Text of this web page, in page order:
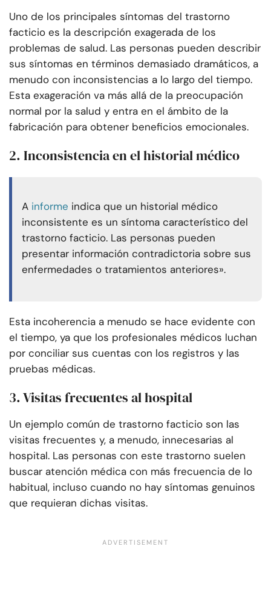
Uno de los principales síntomas del trastorno
facticio es la descripción exagerada de los
problemas de salud. Las personas pueden describir
sus síntomas en términos demasiado dramáticos, a
menudo con inconsistencias a lo largo del tiempo.
Esta exageración va más allá de la preocupación
normal por la salud y entra en el ámbito de la
fabricación para obtener beneficios emocionales.
2. Inconsistencia en el historial médico
A informe indica que un historial médico
inconsistente es un síntoma característico del
trastorno facticio. Las personas pueden
presentar información contradictoria sobre sus
enfermedades o tratamientos anteriores».
Esta incoherencia a menudo se hace evidente con
el tiempo, ya que los profesionales médicos luchan
por conciliar sus cuentas con los registros y las
pruebas médicas.
3. Visitas frecuentes al hospital
Un ejemplo común de trastorno facticio son las
visitas frecuentes y, a menudo, innecesarias al
hospital. Las personas con este trastorno suelen
buscar atención médica con más frecuencia de lo
habitual, incluso cuando no hay síntomas genuinos
que requieran dichas visitas.